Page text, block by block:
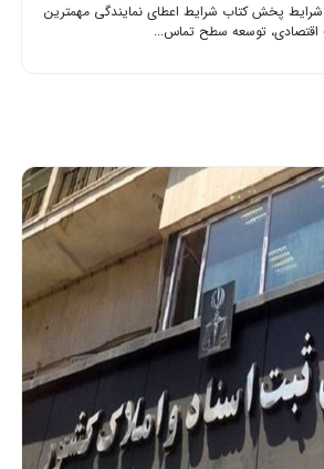
شرایط پخش کتاب شرایط اعطای نمایندگی مهمترین
اقتصادی، توسعه سطح تماس...